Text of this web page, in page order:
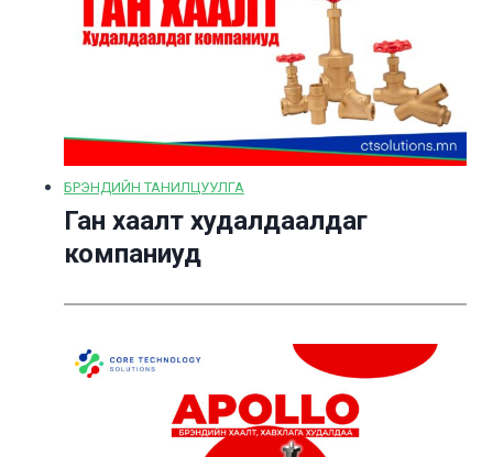
БРЭНДИЙН ТАНИЛЦУУЛГА
Ган хаалт худалдаалдаг
компаниуд